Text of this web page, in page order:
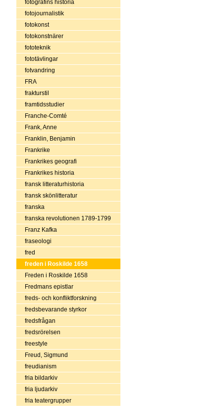
fotografins historia
fotojournalistik
fotokonst
fotokonstnärer
fototeknik
fototävlingar
fotvandring
FRA
frakturstil
framtidsstudier
Franche-Comté
Frank, Anne
Franklin, Benjamin
Frankrike
Frankrikes geografi
Frankrikes historia
fransk litteraturhistoria
fransk skönlitteratur
franska
franska revolutionen 1789-1799
Franz Kafka
fraseologi
fred
freden i Roskilde 1658
Freden i Roskilde 1658
Fredmans epistlar
freds- och konfliktforskning
fredsbevarande styrkor
fredsfrågan
fredsrörelsen
freestyle
Freud, Sigmund
freudianism
fria bildarkiv
fria ljudarkiv
fria teatergrupper